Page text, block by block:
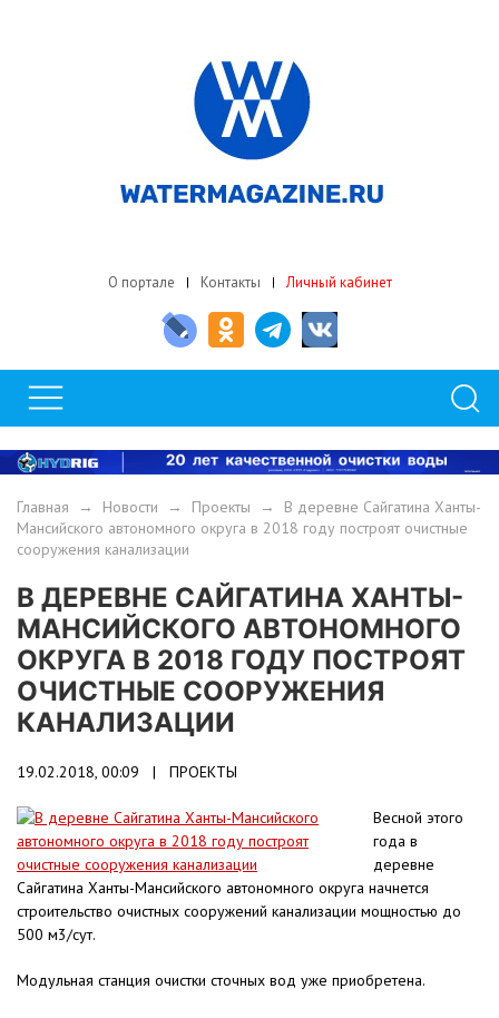
О портале Контакты Личный кабинет
Главная → Новости → Проекты → В деревне Сайгатина Ханты-
Мансийского автономного округа в 2018 году построят очистные
сооружения канализации
В ДЕРЕВНЕ САЙГАТИНА ХАНТЫ-
МАНСИЙСКОГО АВТОНОМНОГО
ОКРУГА В 2018 ГОДУ ПОСТРОЯТ
ОЧИСТНЫЕ СООРУЖЕНИЯ
КАНАЛИЗАЦИИ
19.02.2018, 00:09 | ПРОЕКТЫ
Весной этого
года в
деревне
Сайгатина Ханты-Мансийского автономного округа начнется
строительство очистных сооружений канализации мощностью до
500 м3/сут.
Модульная станция очистки сточных вод уже приобретена.